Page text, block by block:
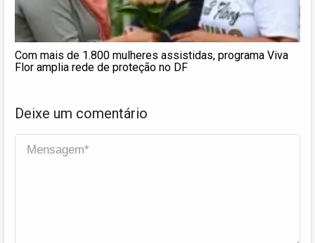
Com mais de 1.800 mulheres assistidas, programa Viva
Flor amplia rede de proteção no DF
Deixe um comentário